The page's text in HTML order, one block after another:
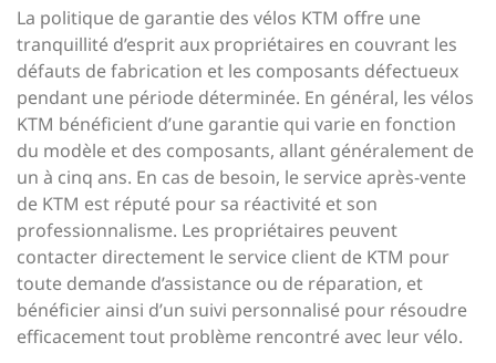
La politique de garantie des vélos KTM offre une
tranquillité d’esprit aux propriétaires en couvrant les
défauts de fabrication et les composants défectueux
pendant une période déterminée. En général, les vélos
KTM bénéficient d’une garantie qui varie en fonction
du modèle et des composants, allant généralement de
un à cinq ans. En cas de besoin, le service après-vente
de KTM est réputé pour sa réactivité et son
professionnalisme. Les propriétaires peuvent
contacter directement le service client de KTM pour
toute demande d’assistance ou de réparation, et
bénéficier ainsi d’un suivi personnalisé pour résoudre
efficacement tout problème rencontré avec leur vélo.